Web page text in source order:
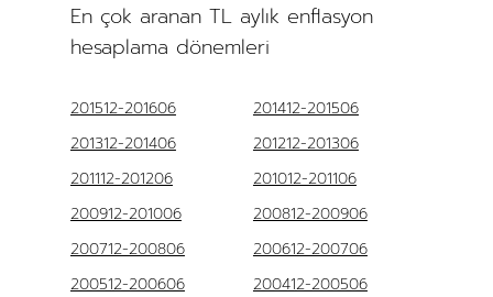
En çok aranan TL aylık enflasyon
hesaplama dönemleri
201512-201606
201412-201506
201312-201406
201212-201306
201112-201206
201012-201106
200912-201006
200812-200906
200712-200806
200612-200706
200512-200606
200412-200506